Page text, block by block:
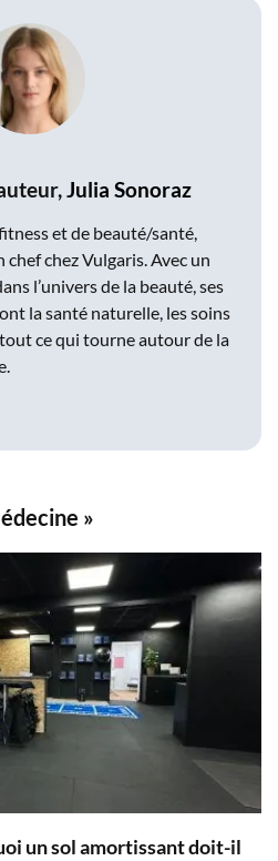
Julia Sonoraz
et de beauté/santé,
chef chez Vulgaris. Avec un
l’univers de la beauté, ses
la santé naturelle, les soins
ce qui tourne autour de la
»
un sol amortissant doit-il